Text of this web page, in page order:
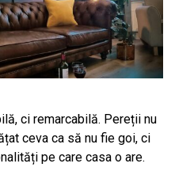
ci remarcabilă. Pereții nu
ceva ca să nu fie goi, ci
pe care casa o are.